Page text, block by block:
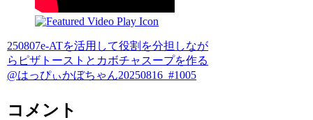
250807e-ATを活用して役割を分担しなが
らピザトーストとカボチャスープを作る
@はっぴぃかぼちゃん20250816_#1005
コメント